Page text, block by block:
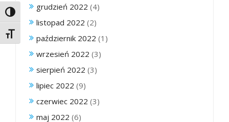
Toggle High Contrast
Toggle Font size
grudzień 2022 (4)
listopad 2022 (2)
październik 2022 (1)
wrzesień 2022 (3)
sierpień 2022 (3)
lipiec 2022 (9)
czerwiec 2022 (3)
maj 2022 (6)